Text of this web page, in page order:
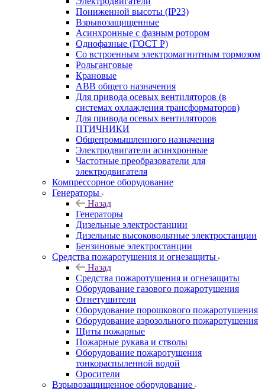
Пониженной высоты (IP23)
Взрывозащищенные
Асинхронные с фазным ротором
Однофазные (ГОСТ Р)
Со встроенным электромагнитным тормозом
Рольганговые
Крановые
АВВ общего назначения
Для привода осевых вентиляторов (в
системах охлаждения трансформаторов)
Для привода осевых вентиляторов
ПТИЧНИКИ
Общепромышленного назначения
Электродвигатели асинхронные
Частотные преобразователи для
электродвигателя
Компрессорное оборудование
Генераторы
Назад
Генераторы
Дизельные электростанции
Дизельные высоковольтные электростанции
Бензиновые электростанции
Средства пожаротушения и огнезащиты
Назад
Средства пожаротушения и огнезащиты
Оборудование газового пожаротушения
Огнетушители
Оборудование порошкового пожаротушения
Оборудование аэрозольного пожаротушения
Щиты пожарные
Пожарные рукава и стволы
Оборудование пожаротушения
тонкораспыленной водой
Оросители
Взрывозащищенное оборудование